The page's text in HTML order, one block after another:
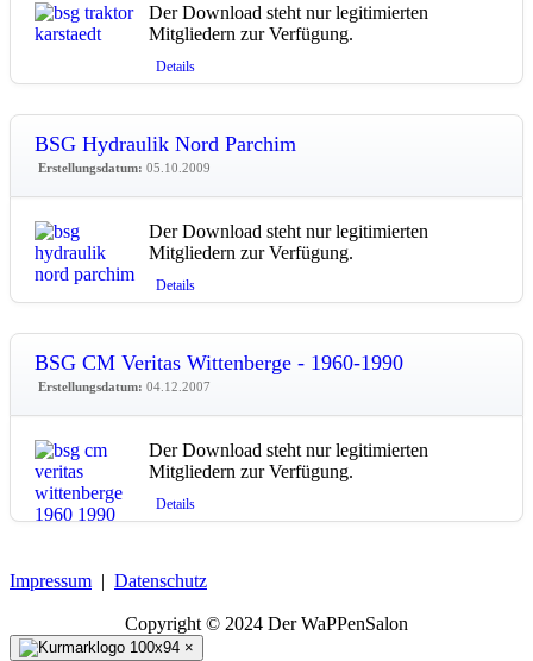
Der Download steht nur legitimierten
Mitgliedern zur Verfügung.
Details
BSG Hydraulik Nord Parchim
Erstellungsdatum: 05.10.2009
Der Download steht nur legitimierten
Mitgliedern zur Verfügung.
Details
BSG CM Veritas Wittenberge - 1960-1990
Erstellungsdatum: 04.12.2007
Der Download steht nur legitimierten
Mitgliedern zur Verfügung.
Details
Impressum | Datenschutz
Copyright © 2024 Der WaPPenSalon
×